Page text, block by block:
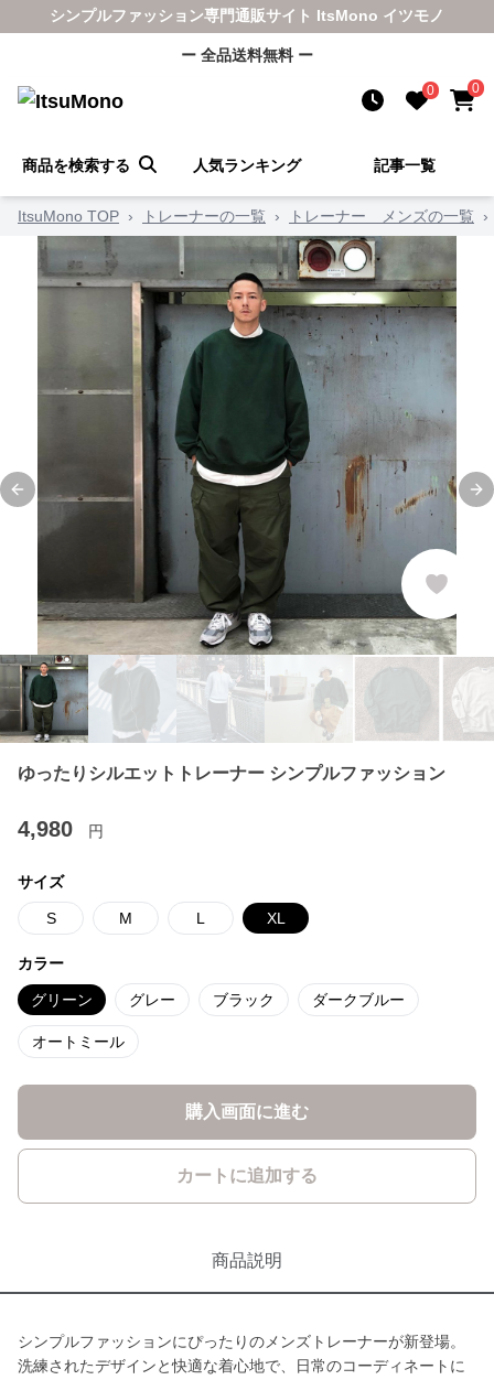
シンプルファッション専門通販サイト ItsMono イツモノ
ー 全品送料無料 ー
0 0
商品を検索する 人気ランキング 記事一覧
ItsuMono TOP › トレーナーの一覧 › トレーナー メンズの一覧 ›
Previous slide
ゆったりシルエットトレーナー シンプルファッション
4,980 円
サイズ
S M L XL
カラー
グリーン グレー ブラック ダークブルー
オートミール
購入画面に進む
カートに追加する
商品説明
シンプルファッションにぴったりのメンズトレーナーが新登場。
洗練されたデザインと快適な着心地で、日常のコーディネートに